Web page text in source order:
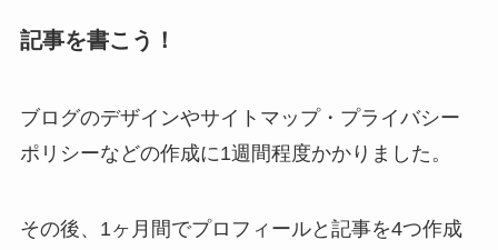
記事を書こう！
ブログのデザインやサイトマップ・プライバシー
ポリシーなどの作成に1週間程度かかりました。
その後、1ヶ月間でプロフィールと記事を4つ作成